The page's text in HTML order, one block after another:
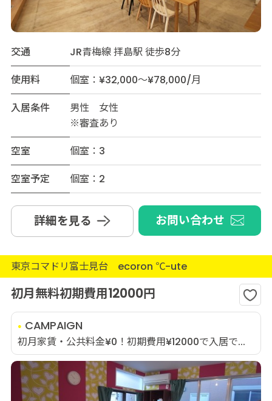
交通
JR青梅線 拝島駅 徒歩8分
使用料
個室：¥32,000～¥78,000/月
入居条件
男性 女性
※審査あり
空室
個室：3
空室予定
個室：2
詳細を見る お問い合わせ
東京コマドリ富士見台 ecoron ℃-ute
初月無料初期費用12000円
CAMPAIGN
初月家賃・公共料金¥0！初期費用¥12000で入居で...